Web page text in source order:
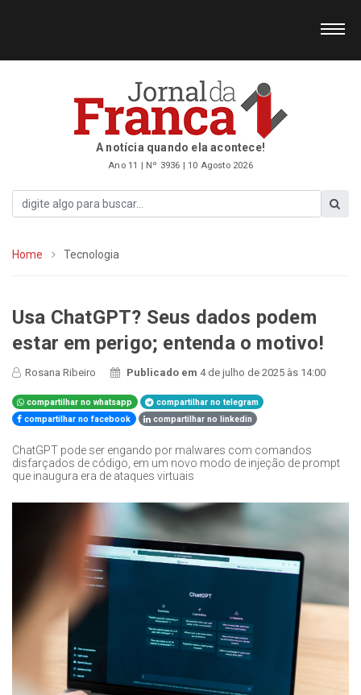
A notícia quando ela acontece!
Ano 11 | Nº 3936 | 10 Agosto 2026
Home Tecnologia
Usa ChatGPT? Seus dados podem
estar em perigo; entenda o motivo!
Rosana Ribeiro Publicado em 4 de julho de 2025 às 14:00
compartilhar no whatsapp
compartilhar no telegram
compartilhar no facebook
compartilhar no linkedin
ChatGPT pode ser engando por malwares com comandos
disfarçados de código, em um novo modo de injeção de prompt
que inaugura era de ataques virtuais